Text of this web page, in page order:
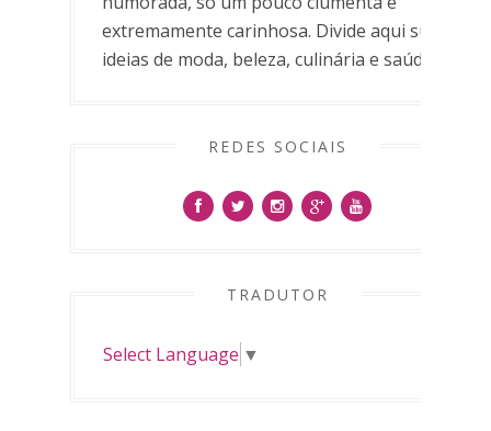
extremamente carinhosa. Divide aqui suas
ideias de moda, beleza, culinária e saúde.
REDES SOCIAIS
TRADUTOR
Select Language ▼